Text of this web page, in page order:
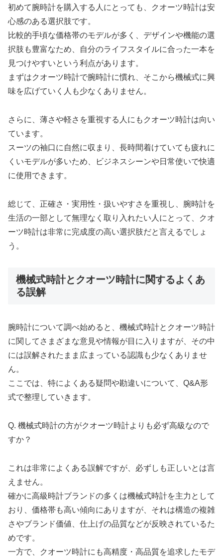
初めて腕時計を購入する人にとっても、クオーツ時計は安
心感のある選択肢です。
比較的手頃な価格帯のモデルが多く、デザインや機能の選
択肢も豊富なため、自分のライフスタイルに合った一本を
見つけやすいという利点があります。
まずはクオーツ時計で腕時計に慣れ、そこから機械式に興
味を広げていく人も少なくありません。
さらに、薄さや軽さを重視する人にもクオーツ時計は向い
ています。
スーツの袖口に自然に収まり、長時間着けていても疲れに
くいモデルが多いため、ビジネスシーンや日常使いで快適
に使用できます。
総じて、正確さ・実用性・扱いやすさを重視し、腕時計を
生活の一部として無理なく取り入れたい人にとって、クオ
ーツ時計は非常に完成度の高い選択肢だと言えるでしょ
う。
機械式時計とクオーツ時計に関するよくあ
る誤解
腕時計について調べ始めると、機械式時計とクオーツ時計
に関してさまざまな意見や情報が目に入りますが、その中
には誤解されたまま広まっている認識も少なくありませ
ん。
ここでは、特によくある疑問や勘違いについて、Q&A形
式で整理していきます。
Q. 機械式時計の方がクオーツ時計よりも必ず高級なので
すか？
これは非常によくある誤解ですが、必ずしも正しいとは言
えません。
確かに高級時計ブランドの多くは機械式時計を主力として
おり、価格帯も高い傾向にありますが、それは構造の複雑
さやブランド価値、仕上げの品質などが反映されているた
めです。
一方で、クオーツ時計にも高精度・高品質を追求したモデ